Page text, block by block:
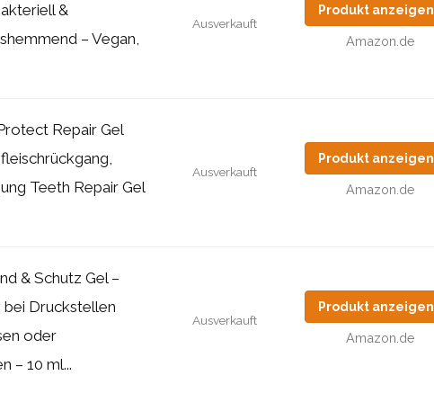
&
– Vegan,
Ausverkauft
Produkt anzeigen
Amazon.de
Repair Gel
Teeth Repair Gel
Ausverkauft
Produkt anzeigen
Amazon.de
& Schutz Gel –
Druckstellen
oder
– 10 ml...
Ausverkauft
Produkt anzeigen
Amazon.de